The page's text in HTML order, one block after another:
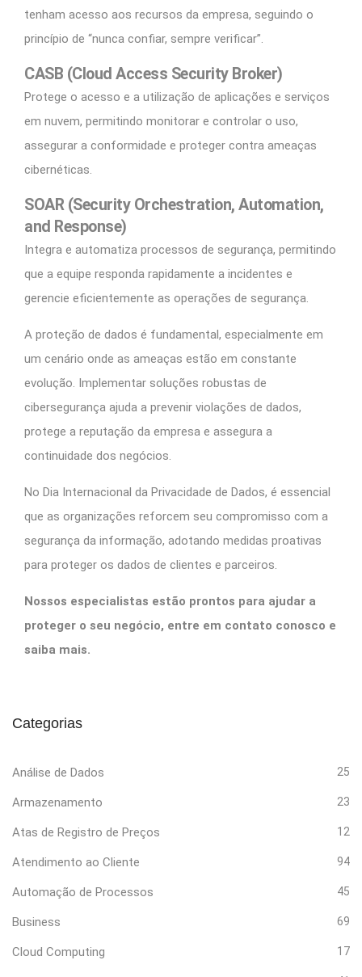
tenham acesso aos recursos da empresa, seguindo o
princípio de “nunca confiar, sempre verificar”.
CASB (Cloud Access Security Broker)
Protege o acesso e a utilização de aplicações e serviços
em nuvem, permitindo monitorar e controlar o uso,
assegurar a conformidade e proteger contra ameaças
cibernéticas.
SOAR (Security Orchestration, Automation,
and Response)
Integra e automatiza processos de segurança, permitindo
que a equipe responda rapidamente a incidentes e
gerencie eficientemente as operações de segurança.
A proteção de dados é fundamental, especialmente em
um cenário onde as ameaças estão em constante
evolução. Implementar soluções robustas de
cibersegurança ajuda a prevenir violações de dados,
protege a reputação da empresa e assegura a
continuidade dos negócios.
No Dia Internacional da Privacidade de Dados, é essencial
que as organizações reforcem seu compromisso com a
segurança da informação, adotando medidas proativas
para proteger os dados de clientes e parceiros.
Nossos especialistas estão prontos para ajudar a
proteger o seu negócio, entre em contato conosco e
saiba mais.
Categorias
Análise de Dados 25
Armazenamento 23
Atas de Registro de Preços 12
Atendimento ao Cliente 94
Automação de Processos 45
Business 69
Cloud Computing 17